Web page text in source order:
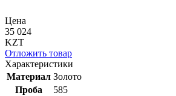
Цена
35 024
KZT
Отложить товар
Характеристики
Материал Золото
Проба
585